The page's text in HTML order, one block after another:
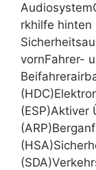
rkhilfe hinten
vornFahrer-
(ESP)Aktiver